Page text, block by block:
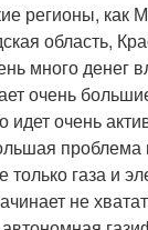
регионы, как
область,
много денег
очень
идет очень
проблема
газа и
не